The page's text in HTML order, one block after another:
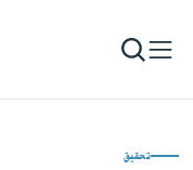
تحقيق